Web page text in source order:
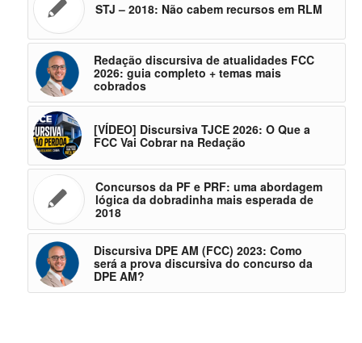
STJ – 2018: Não cabem recursos em RLM
Redação discursiva de atualidades FCC
2026: guia completo + temas mais
cobrados
[VÍDEO] Discursiva TJCE 2026: O Que a
FCC Vai Cobrar na Redação
Concursos da PF e PRF: uma abordagem
lógica da dobradinha mais esperada de
2018
Discursiva DPE AM (FCC) 2023: Como
será a prova discursiva do concurso da
DPE AM?